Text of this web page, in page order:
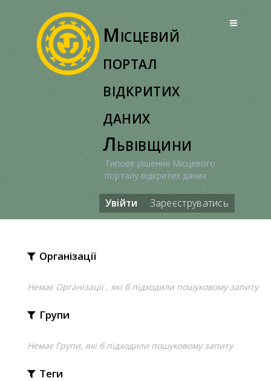
Місцевий
портал
відкритих
даних
Львівщини
Типове рішення Місцевого
порталу відкритих даних
Увійти Зареєструватись
Організації
Немає Організації , які б підходили пошуковому запиту
Групи
Немає Групи, які б підходили пошуковому запиту
Теги